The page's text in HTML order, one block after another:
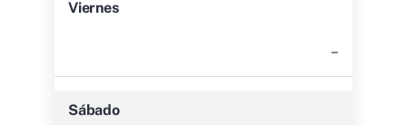
Viernes
–
Sábado